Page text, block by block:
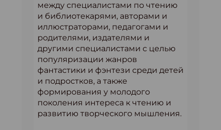
между специалистами по чтению
и библиотекарями, авторами и
иллюстраторами, педагогами и
родителями, издателями и
другими специалистами с целью
популяризации жанров
фантастики и фэнтези среди детей
и подростков, а также
формирования у молодого
поколения интереса к чтению и
развитию творческого мышления.